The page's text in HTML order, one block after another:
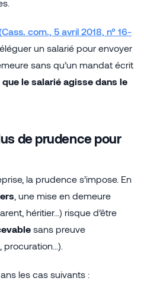
com., 5 avril 2018, n° 16-
un salarié pour envoyer
sans qu’un mandat écrit
le salarié agisse dans le
de prudence pour
la prudence s’impose. En
, une mise en demeure
héritier…) risque d’être
sans preuve
procuration…).
les cas suivants :